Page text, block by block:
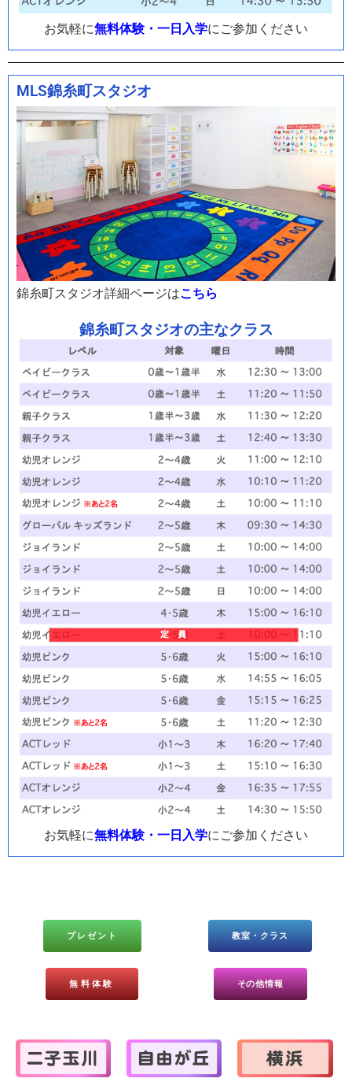
お気軽に無料体験・一日入学にご参加ください
MLS錦糸町スタジオ
錦糸町スタジオ詳細ページはこちら
錦糸町スタジオの主なクラス
お気軽に無料体験・一日入学にご参加ください
プレゼント 教室・クラス
無料体験 その他情報